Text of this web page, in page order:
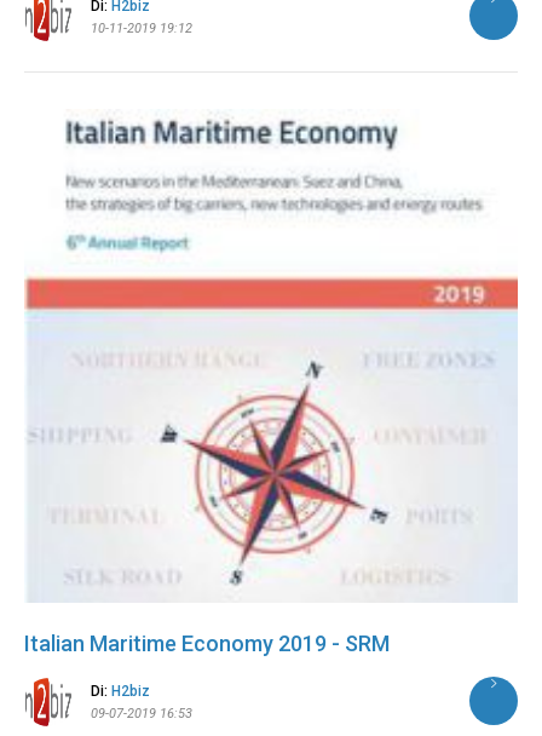
Di: H2biz
10-11-2019 19:12
Italian Maritime Economy 2019 - SRM
Di: H2biz
09-07-2019 16:53